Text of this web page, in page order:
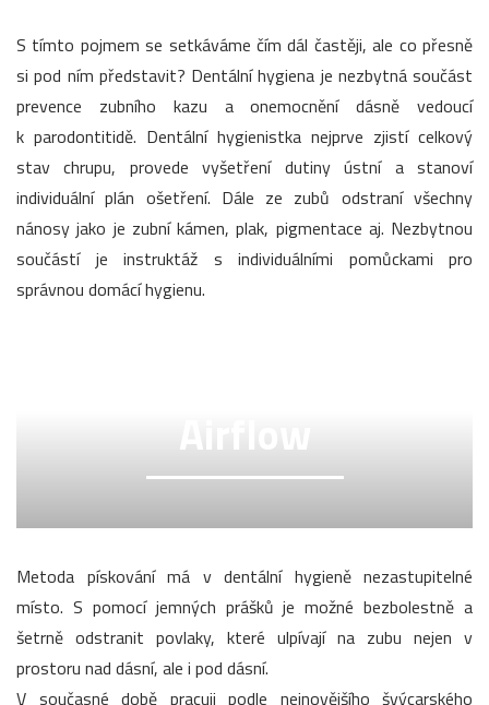
S tímto pojmem se setkáváme čím dál častěji, ale co přesně
si pod ním představit? Dentální hygiena je nezbytná součást
prevence zubního kazu a onemocnění dásně vedoucí
k parodontitidě. Dentální hygienistka nejprve zjistí celkový
stav chrupu, provede vyšetření dutiny ústní a stanoví
individuální plán ošetření. Dále ze zubů odstraní všechny
nánosy jako je zubní kámen, plak, pigmentace aj. Nezbytnou
součástí je instruktáž s individuálními pomůckami pro
správnou domácí hygienu.
Airflow
Metoda pískování má v dentální hygieně nezastupitelné
místo. S pomocí jemných prášků je možné bezbolestně a
šetrně odstranit povlaky, které ulpívají na zubu nejen v
prostoru nad dásní, ale i pod dásní.
V současné době pracuji podle nejnovějšího švýcarského